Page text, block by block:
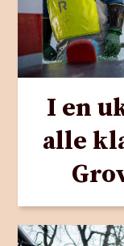
I en
alle